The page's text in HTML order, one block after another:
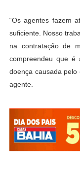
“Os agentes fazem
suficiente. Nosso
na contratação de
compreendeu que é
doença causada pelo
agente.